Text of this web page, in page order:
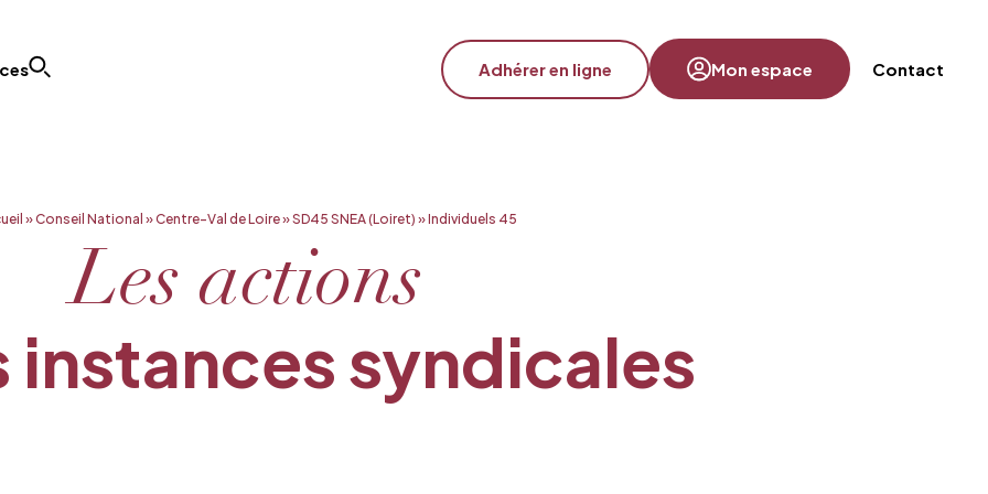
Adhérer en ligne Mon espace Contact
»Conseil National »Centre-Val de Loire»SD45 SNEA (Loiret) »Individuels 45
Les actions
instances syndicales